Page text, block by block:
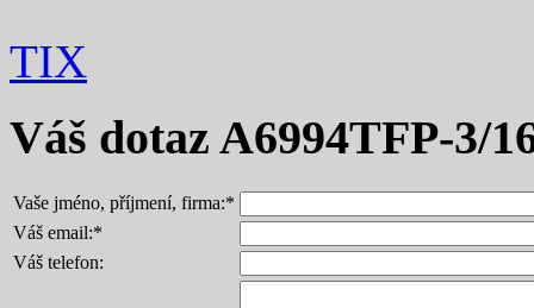
TIX
Váš dotaz A6994TFP-3/
Vaše jméno, příjmení, firma:*
Váš email:*
Váš telefon: